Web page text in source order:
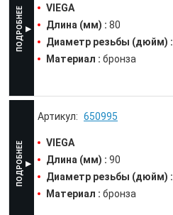
VIEGA
Длина (мм) : 80
Диаметр резьбы (дюйм) :
Материал : бронза
650995
VIEGA
Длина (мм) : 90
Диаметр резьбы (дюйм) :
Материал : бронза